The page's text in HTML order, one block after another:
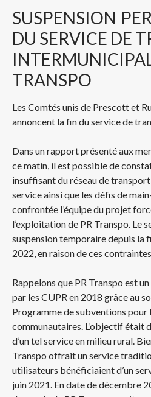
SUSPENSION
DU SERVICE DE
TRANSPO
Les Comtés unis de Prescott et
annoncent la fin du service de
Dans un rapport présenté aux
ce matin, il est possible de
insuffisant du réseau de
service ainsi que les défis de
confrontée l’équipe du projet
l’exploitation de PR Transpo. Le
suspension temporaire depuis la
2022, en raison de ces
Rappelons que PR Transpo est
par les CUPR en 2018 grâce au
Programme de subventions pour
communautaires. L’objectif était
d’un tel service en milieu rural.
Transpo offrait un service
utilisateurs bénéficiaient d’un
juin 2021. En date de décembre